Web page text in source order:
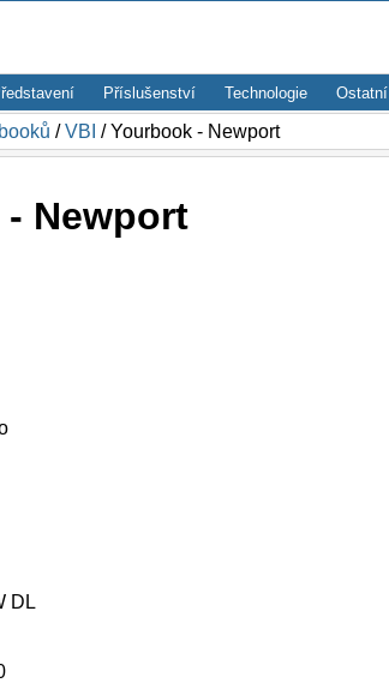
Příslušenství Technologie Ostatní
/VBI / Yourbook - Newport
Newport
DL